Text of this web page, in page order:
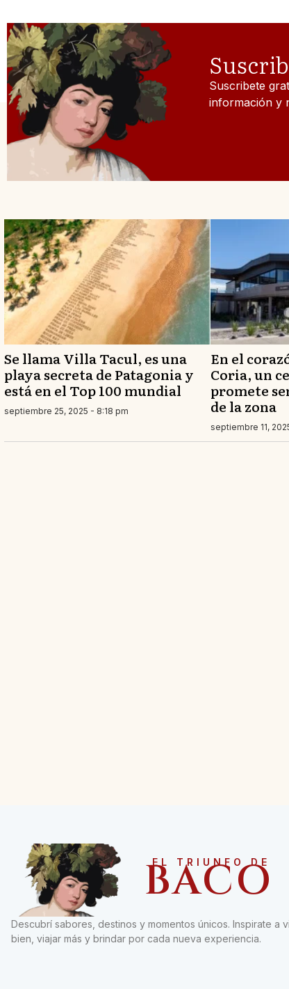
Suscribete
información y
Se llama Villa Tacul, es una
playa secreta de Patagonia y
está en el Top 100 mundial
septiembre 25, 2025 - 8:18 pm
En el
Coria, un
promete
de la zona
septiembre 11,
EL TRIUNFO DE
BACO
Descubrí sabores, destinos y momentos únicos. Inspirate a
bien, viajar más y brindar por cada nueva experiencia.